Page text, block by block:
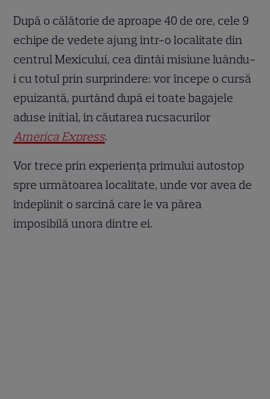
După o călătorie de aproape 40 de ore, cele 9
echipe de vedete ajung într-o localitate din
centrul Mexicului, cea dintâi misiune luându-
i cu totul prin surprindere: vor începe o cursă
epuizantă, purtând după ei toate bagajele
aduse initial, în căutarea rucsacurilor
America Express.
Vor trece prin experiența primului autostop
spre următoarea localitate, unde vor avea de
îndeplinit o sarcină care le va părea
imposibilă unora dintre ei.